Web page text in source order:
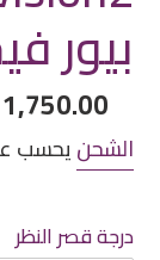
بيور
سعر
عادي
1,750.00 جنيه
الشحنيحسب
درجة قصر النظر